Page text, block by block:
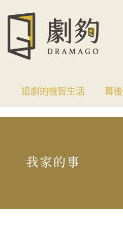
追劇的機智生活 幕後
我家的事